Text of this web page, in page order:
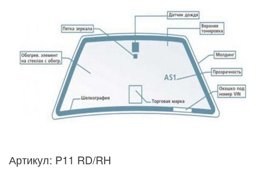
Артикул: P11 RD/RH